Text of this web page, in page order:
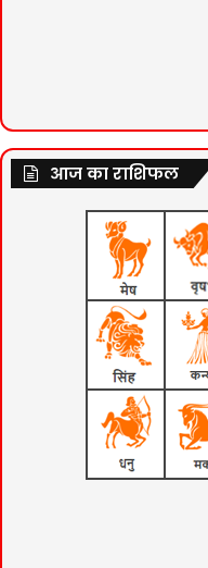
आज का राशिफल